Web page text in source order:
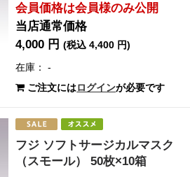
会員価格は会員様のみ公開
当店通常価格
4,000 円(税込 4,400 円)
在庫： -
ご注文にはログインが必要です
フジ ソフトサージカルマスク
（スモール） 50枚×10箱